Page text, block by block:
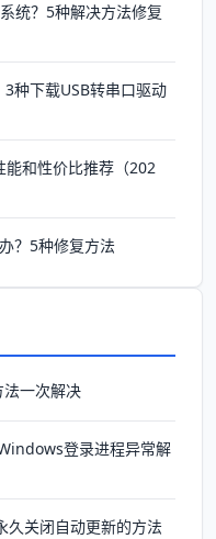
统？5种解决方法修复
种下载USB转串口驱动
能和性价比推荐（202
？5种修复方法
一次解决
登录进程异常解
关闭自动更新的方法